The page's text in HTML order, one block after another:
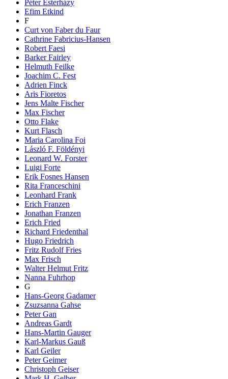
Péter Esterházy
Efim Etkind
F
Curt von Faber du Faur
Cathrine Fabricius-Hansen
Robert Faesi
Barker Fairley
Helmuth Feilke
Joachim C. Fest
Adrien Finck
Aris Fioretos
Jens Malte Fischer
Max Fischer
Otto Flake
Kurt Flasch
Maria Carolina Foi
László F. Földényi
Leonard W. Forster
Luigi Forte
Erik Fosnes Hansen
Rita Franceschini
Leonhard Frank
Erich Franzen
Jonathan Franzen
Erich Fried
Richard Friedenthal
Hugo Friedrich
Fritz Rudolf Fries
Max Frisch
Walter Helmut Fritz
Nanna Fuhrhop
G
Hans-Georg Gadamer
Zsuzsanna Gahse
Peter Gan
Andreas Gardt
Hans-Martin Gauger
Karl-Markus Gauß
Karl Geiler
Peter Geimer
Christoph Geiser